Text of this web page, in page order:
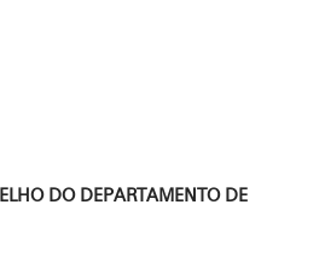
DO DEPARTAMENTO DE